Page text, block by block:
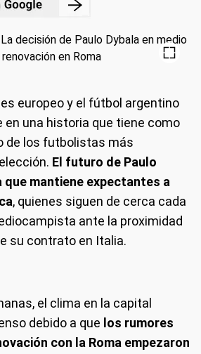
europeo y el fútbol argentino
en una historia que tiene como
de los futbolistas más
El futuro de Paulo
que mantiene expectantes a
, quienes siguen de cerca cada
ante la proximidad
su contrato en Italia.
el clima en la capital
debido a que los rumores
con la Roma empezaron